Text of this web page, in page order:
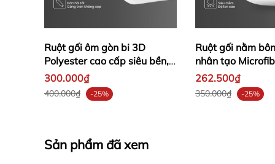
Ruột gối ôm gòn bi 3D
Polyester cao cấp siêu bền,
đàn hồi, không xẹp lún
300.000₫
400.000₫ -25%
Ruột gối nằm
nhân tạo
hơi cao cấp
262.500₫
350.000₫ -25%
Sản phẩm đã xem